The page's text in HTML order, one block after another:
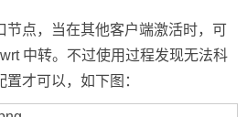
节点，当在其他客户端激活时，可
中转。不过使用过程发现无法科
才可以，如下图：